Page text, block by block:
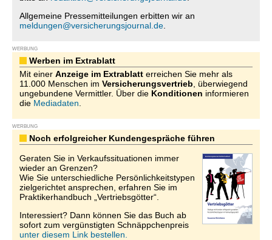
Allgemeine Pressemitteilungen erbitten wir an
meldungen@versicherungsjournal.de
WERBUNG
Werben im Extrablatt
Mit einer Anzeige im Extrablatt erreichen Sie mehr als
11.000 Menschen im Versicherungsvertrieb , überwiegend
ungebundene Vermittler. Über die Konditionen informieren
die Mediadaten
WERBUNG
Noch erfolgreicher Kundengespräche führen
Geraten Sie in Verkaufssituationen immer
wieder an Grenzen?
Wie Sie unterschiedliche Persönlichkeitstypen
zielgerichtet ansprechen, erfahren Sie im
Praktikerhandbuch „Vertriebsgötter“.
Interessiert? Dann können Sie das Buch ab
sofort zum vergünstigten Schnäppchenpreis
unter diesem Link bestellen.